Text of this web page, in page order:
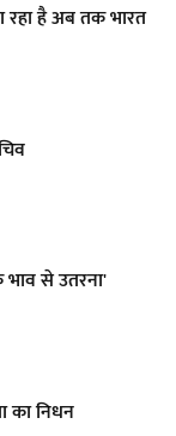
रहा है अब तक भारत
से उतरना'
का निधन